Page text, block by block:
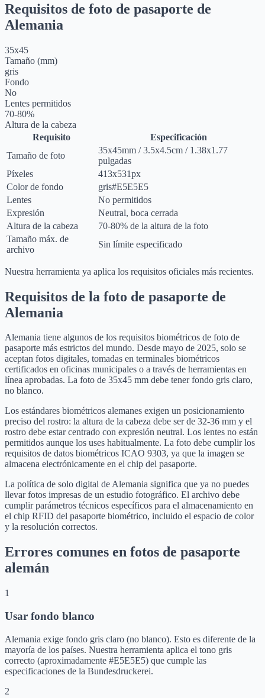
Requisitos de foto de pasaporte de
Alemania
35x45
Tamaño (mm)
gris
Fondo
No
Lentes permitidos
70-80%
Altura de la cabeza
Requisito
Especificación
Tamaño de foto
35x45mm /3.5x4.5cm / 1.38x1.77
pulgadas
Píxeles
413x531px
Color de fondo
gris#E5E5E5
Lentes
No permitidos
Expresión
Neutral, boca cerrada
Altura de la cabeza
70-80% de la altura de la foto
Tamaño máx. de
archivo
Sin límite especificado
Nuestra herramienta ya aplica los requisitos oficiales más recientes.
Requisitos de la foto de pasaporte de
Alemania
Alemania tiene algunos de los requisitos biométricos de foto de
pasaporte más estrictos del mundo. Desde mayo de 2025, solo se
aceptan fotos digitales, tomadas en terminales biométricos
certificados en oficinas municipales o a través de herramientas en
línea aprobadas. La foto de 35x45 mm debe tener fondo gris claro,
no blanco.
Los estándares biométricos alemanes exigen un posicionamiento
preciso del rostro: la altura de la cabeza debe ser de 32-36 mm y el
rostro debe estar centrado con expresión neutral. Los lentes no están
permitidos aunque los uses habitualmente. La foto debe cumplir los
requisitos de datos biométricos ICAO 9303, ya que la imagen se
almacena electrónicamente en el chip del pasaporte.
La política de solo digital de Alemania significa que ya no puedes
llevar fotos impresas de un estudio fotográfico. El archivo debe
cumplir parámetros técnicos específicos para el almacenamiento en
el chip RFID del pasaporte biométrico, incluido el espacio de color
y la resolución correctos.
Errores comunes en fotos de pasaporte
alemán
1
Usar fondo blanco
Alemania exige fondo gris claro (no blanco). Esto es diferente de la
mayoría de los países. Nuestra herramienta aplica el tono gris
correcto (aproximadamente #E5E5E5) que cumple las
especificaciones de la Bundesdruckerei.
2